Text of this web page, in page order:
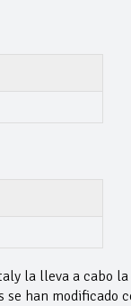
la lleva a cabo
han modificado